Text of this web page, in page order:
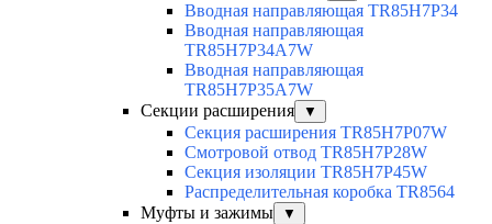
Вводная направляющая TR85H7P34
Вводная направляющая
TR85H7P34A7W
Вводная направляющая
TR85H7P35A7W
Секции расширения
▼
Секция расширения TR85H7P07W
Смотровой отвод TR85H7P28W
Секция изоляции TR85H7P45W
Распределительная коробка TR8564
Муфты и зажимы
▼